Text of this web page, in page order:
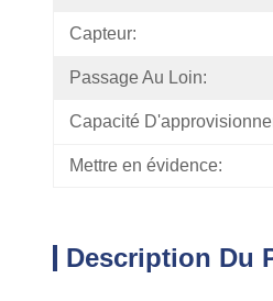
Capteur:
Passage Au Loin:
Capacité
Mettre en évidence:
Description Du